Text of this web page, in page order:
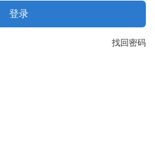
登录
找回密码